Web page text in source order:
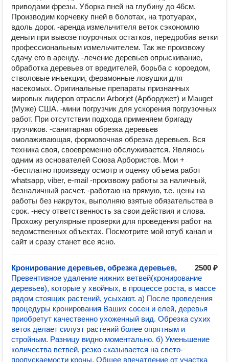
приводами фрезы. Уборка пней на глубину до 46см.
Производим корчевку пней в болотах, на тротуарах,
вдоль дорог. -аренда измельчителя веток сэкономлю
деньги при вывозе поурочных остатков, передробив ветки
профессиональным измельчителем. Так же произвожу
сдачу его в аренду. -лечение деревьев опрыскивание,
обработка деревьев от вредителей, борьба с короедом,
стволовые инъекции, ферамонные ловушки для
насекомых. Оригинальные препараты признанных
мировых лидеров отрасли Arborjet (Арборджет) и Mauget
(Муже) США. -мини погрузчик для ускорения погрузочных
работ. При отсутствии подхода применяем бригаду
грузчиков. -санитарная обрезка деревьев
омолаживающая, формовочная обрезка деревьев. Вся
техника своя, своевременно обслуживается. Являюсь
одним из основателей Союза Арбористов. Мои +
-бесплатно произведу осмотр и оценку объема работ
whatsapp, viber, e-mail -произвожу работы за наличный,
безналичный расчет. -работаю на прямую, т.е. цены на
работы без накруток, выполняю взятые обязательства в
срок. -несу ответственность за свои действия и слова.
Прохожу регулярные проверки для проведения работ на
ведомственных объектах. Посмотрите мой ютуб канал и
сайт и сразу станет все ясно.
Кронирование деревьев, обрезка деревьев,
2500 ₽
Превентивное удаление нижних ветвей(кронирование
деревьев), которые у хвойных, в процессе роста, в массе
рядом стоящих растений, усыхают. а) После проведения
процедуры кронирования Ваших сосен и елей, деревья
приобретут качественно ухоженный вид. Обрезка сухих
веток делает силуэт растений более опрятным и
стройным. Разницу видно моментально. б) Уменьшение
количества ветвей, резко сказывается на свето-
пропускаемости кроны. Общее впечатление от участка